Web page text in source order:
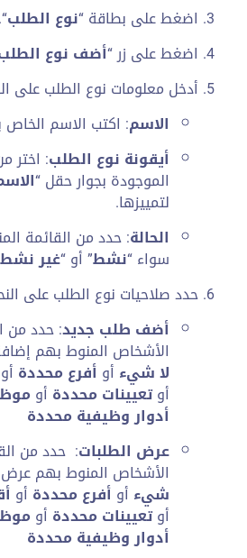
اضغط على بطاقة “نوع الطلب“.
اضغط على زر “أضف نوع
أدخل معلومات نوع الطلب على
الاسم: اكتب الاسم الخاص
أيقونة نوع الطلب: اختر
الموجودة بجوار حقل “
لتمييزها.
الحالة: حدد من القائمة
سواء “نشط” أو “غير نشط
حدد صلاحيات نوع الطلب على
أضف طلب جديد: حدد من
الأشخاص المنوط بهم
لا شيء أو أفرع محددة أو
أوتعيينات محددة أو
أدوار وظيفية محددة
عرض الطلبات: حدد من
الأشخاص المنوط بهم عرض
شيء أو أفرع محددة أو
أوتعيينات محددة أو
أدوار وظيفية محددة